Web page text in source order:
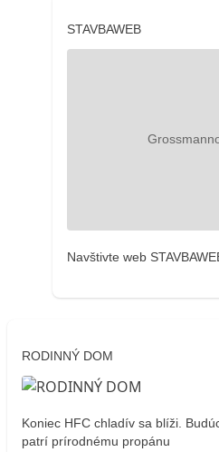
STAVBAWEB
Navštivte web
RODINNÝ DOM
Koniec HFC chladív sa blíži.
patrí prírodnému propánu